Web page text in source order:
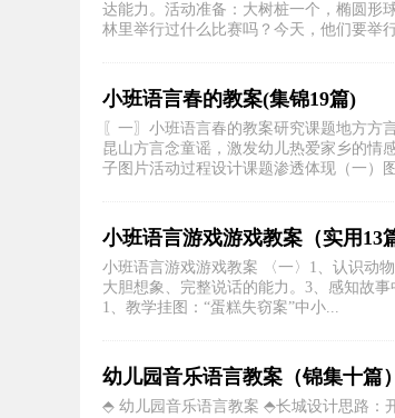
达能力。活动准备：大树桩一个，椭圆形
林里举行过什么比赛吗？今天，他们要举
小班语言春的教案(集锦19篇)
〖一〗小班语言春的教案研究课题地方方
昆山方言念童谣，激发幼儿热爱家乡的情
子图片活动过程设计课题渗透体现（一）
小班语言游戏游戏教案（实用13
小班语言游戏游戏教案 〈一〉1、认识动
大胆想象、完整说话的能力。3、感知故
1、教学挂图：“蛋糕失窃案”中小...
幼儿园音乐语言教案（锦集十篇）
⬘ 幼儿园音乐语言教案 ⬘长城设计思路：